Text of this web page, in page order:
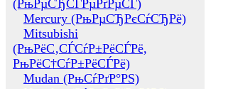
(РњРµСЂСЃРµРґРµСЃ)
Mercury (РњРµСЂРєСѓСЂРё)
Mitsubishi
(РњРёС‚СЃСѓР±РёСЃРё,
РњРёС†СѓР±РёСЃРё)
Mudan (РњСѓРґР°РЅ)